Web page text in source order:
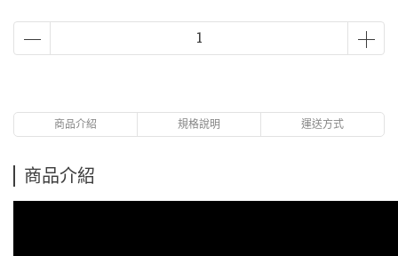
商品介紹 規格說明 運送方式
商品介紹